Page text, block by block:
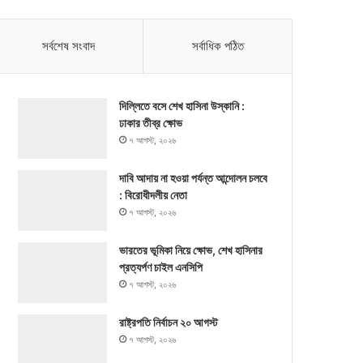
সর্বশেষ সংবাদ সর্বাধিক পঠিত
দিল্লিতে বসে শেখ হাসিনা উস্কানি :
ঢাকার তীব্র ক্ষোভ
৭ আগস্ট, ২০২৬
দাবি আদায় না হওয়া পর্যন্ত আন্দোলন চলবে
: বিরোধীদলীয় নেতা
৭ আগস্ট, ২০২৬
ভারতের ভূমিকা নিয়ে ক্ষোভ, শেখ হাসিনার
প্রত্যর্পণ চাইল এনসিপি
৭ আগস্ট, ২০২৬
রাষ্ট্রপতি নির্বাচন ২০ আগস্ট
৭ আগস্ট, ২০২৬